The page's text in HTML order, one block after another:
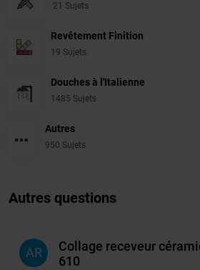
21 Sujets
Revêtement Finition
19 Sujets
Douches à l'Italienne
1485 Sujets
Autres
950 Sujets
Autres questions
AR
Collage receveur
610